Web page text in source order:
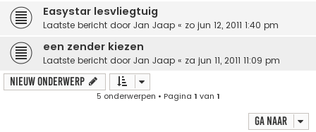
Easystar lesvliegtuig
Laatste bericht door Jan Jaap « zo jun 12, 2011 1:40 pm
een zender kiezen
Laatste bericht door Jan Jaap « za jun 11, 2011 11:09 pm
Nieuw onderwerp
5 onderwerpen • Pagina 1 van 1
Ga naar